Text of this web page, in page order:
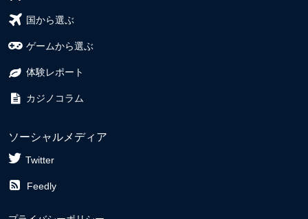
国から選ぶ
ゲームから選ぶ
体験レポート
カジノコラム
ソーシャルメディア
Twitter
Feedly